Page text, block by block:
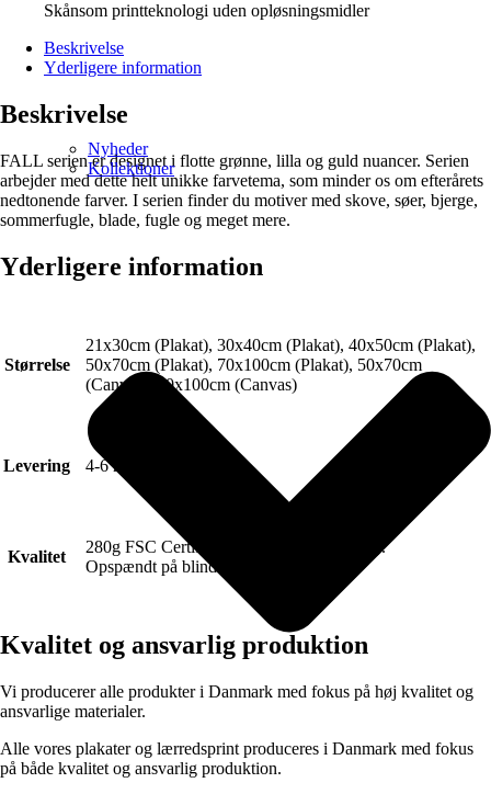
Nyheder
Kollektioner
Skånsom printteknologi uden opløsningsmidler
Beskrivelse
Yderligere information
Beskrivelse
FALL serien er designet i flotte grønne, lilla og guld nuancer. Serien
arbejder med dette helt unikke farvetema, som minder os om efterårets
nedtonende farver. I serien finder du motiver med skove, søer, bjerge,
sommerfugle, blade, fugle og meget mere.
Yderligere information
Størrelse
21x30cm (Plakat), 30x40cm (Plakat), 40x50cm (Plakat),
50x70cm (Plakat), 70x100cm (Plakat), 50x70cm
(Canvas), 70x100cm (Canvas)
Levering 4-6 hverdage.
Kvalitet
280g FSC Certificeret Art canvas (Lærred).
Opspændt på blindramme.
Kvalitet og ansvarlig produktion
Vi producerer alle produkter i Danmark med fokus på høj kvalitet og
ansvarlige materialer.
Alle vores plakater og lærredsprint produceres i Danmark med fokus
på både kvalitet og ansvarlig produktion.